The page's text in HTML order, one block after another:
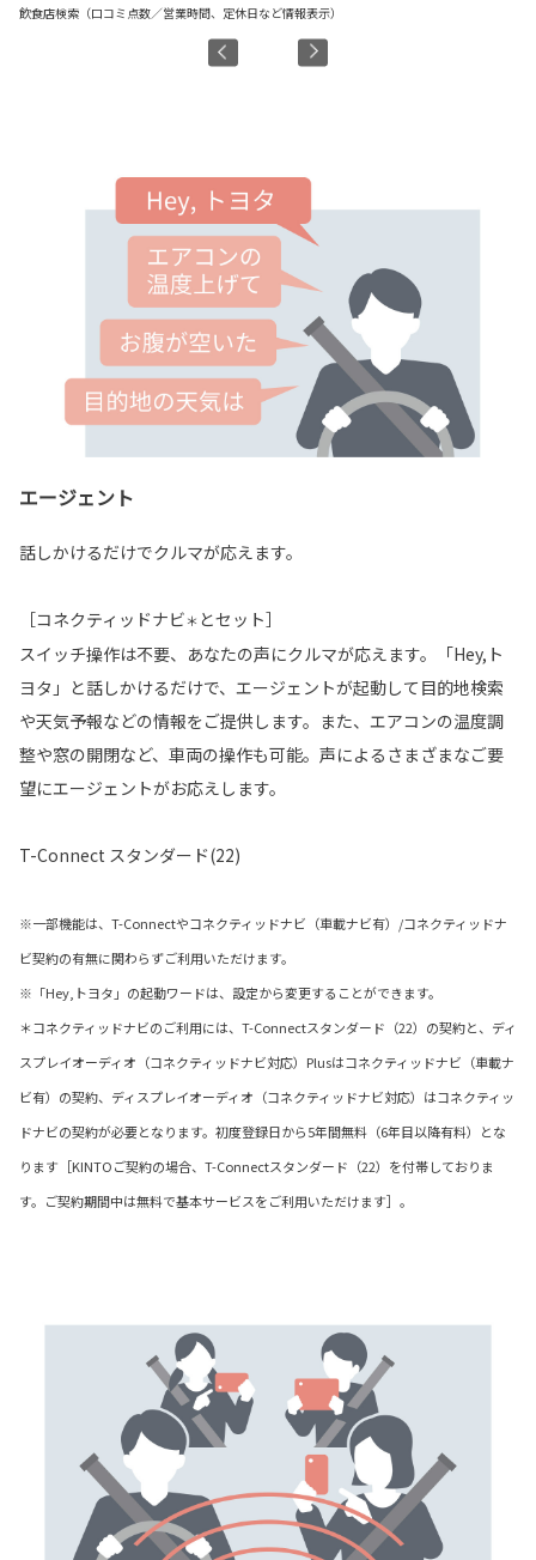
飲食店検索（口コミ点数／営業時間、定休日など情報表示）
エージェント
話しかけるだけでクルマが応えます。
［コネクティッドナビ＊ とセット］
スイッチ操作は不要、あなたの声にクルマが応えます。「Hey,ト
ヨタ」と話しかけるだけで、エージェントが起動して目的地検索
や天気予報などの情報をご提供します。また、エアコンの温度調
整や窓の開閉など、車両の操作も可能。声によるさまざまなご要
望にエージェントがお応えします。
T-Connect スタンダード(22)
※一部機能は、T-Connectやコネクティッドナビ（車載ナビ有）/コネクティッドナ
ビ契約の有無に関わらずご利用いただけます。
※「Hey,トヨタ」の起動ワードは、設定から変更することができます。
＊コネクティッドナビのご利用には、T-Connectスタンダード（22）の契約と、ディ
スプレイオーディオ（コネクティッドナビ対応）Plusはコネクティッドナビ（車載ナ
ビ有）の契約、ディスプレイオーディオ（コネクティッドナビ対応）はコネクティッ
ドナビの契約が必要となります。初度登録日から5年間無料（6年目以降有料）とな
ります［KINTOご契約の場合、T-Connectスタンダード（22）を付帯しておりま
す。ご契約期間中は無料で基本サービスをご利用いただけます］。